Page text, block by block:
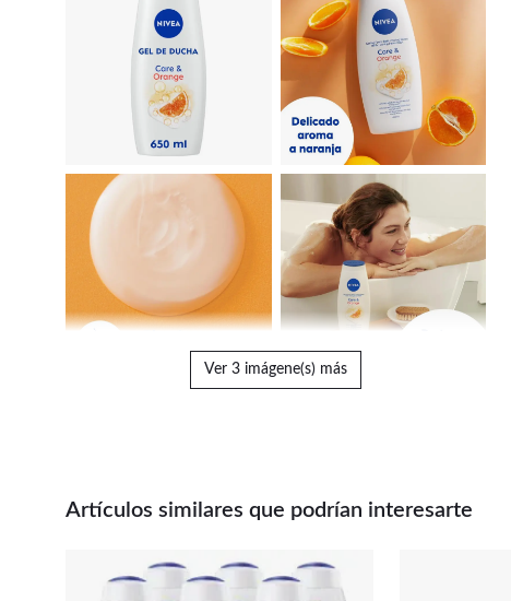
Ver 3 imágene(s) más
Artículos similares que podrían interesarte